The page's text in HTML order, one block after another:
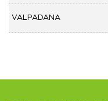
VALPADANA